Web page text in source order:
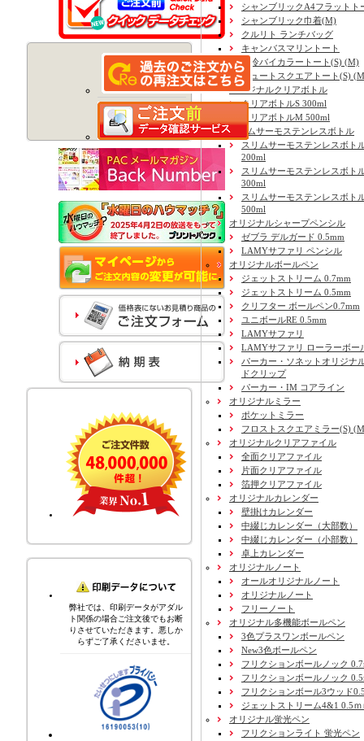
弊社では、印刷データがアダル
ト関係の場合ご注文後でもお断
りさせていただきます。悪しか
らずご了承くださいませ。
シャンブリックA4フラットト
シャンブリック巾着(M)
クルリト ランチバッグ
キャンバスマリントート
保冷バイカラートート(S) (M)
ジュートスクエアトート(S)
オリジナルクリアボトル
クリアボトルS 300ml
クリアボトルM 500ml
スリムサーモステンレスボトル
スリムサーモステンレスボト
200ml
スリムサーモステンレスボト
300ml
スリムサーモステンレスボト
500ml
オリジナルシャープペンシル
ゼブラ デルガード 0.5mm
LAMYサファリ ペンシル
オリジナルボールペン
ジェットストリーム 0.7mm
ジェットストリーム 0.5mm
クリフター ボールペン0.7mm
ユニボールRE 0.5mm
LAMYサファリ
LAMYサファリ ローラーボー
パーカー・ソネットオリジナ
ドクリップ
パーカー・IM コアライン
オリジナルミラー
ポケットミラー
フロストスクエアミラー(S)
オリジナルクリアファイル
全面クリアファイル
片面クリアファイル
箔押クリアファイル
オリジナルカレンダー
壁掛けカレンダー
中綴じカレンダー（大部数）
中綴じカレンダー（小部数）
卓上カレンダー
オリジナルノート
オールオリジナルノート
オリジナルノート
フリーノート
オリジナル多機能ボールペン
3色プラスワンボールペン
New3色ボールペン
フリクションボールノック
フリクションボールノック
フリクションボール3ウッド
ジェットストリーム4&1 0.5ｍ
オリジナル蛍光ペン
フリクションライト 蛍光ペン